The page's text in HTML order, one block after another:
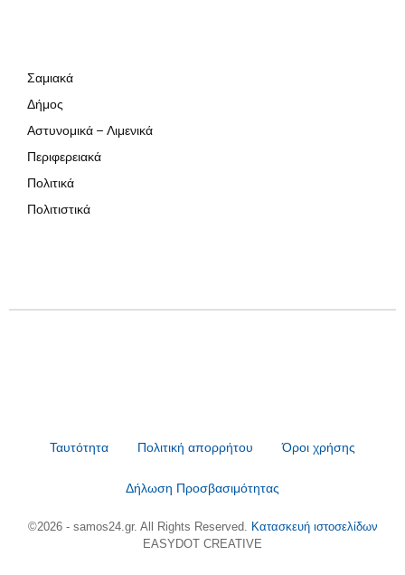
Σαμιακά
Δήμος
Αστυνομικά – Λιμενικά
Περιφερειακά
Πολιτικά
Πολιτιστικά
Ταυτότητα Πολιτική απορρήτου Όροι χρήσης
Δήλωση Προσβασιμότητας
©2026 - samos24.gr. All Rights Reserved. Κατασκευή ιστοσελίδων
EASYDOT CREATIVE